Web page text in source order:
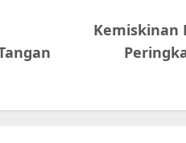
Kemiskinan